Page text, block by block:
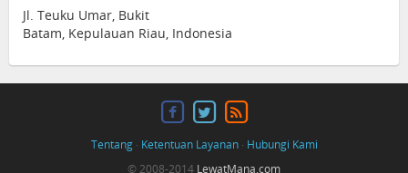
Jl. Teuku Umar, Bukit
Batam, Kepulauan Riau, Indonesia
Tentang· Ketentuan Layanan· Hubungi Kami
© 2008-2014 LewatMana.com